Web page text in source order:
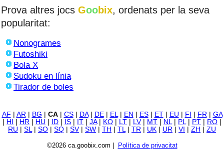
Prova altres jocs Goobix, ordenats per la seva
popularitat:
Nonogrames
Futoshiki
Bola X
Sudoku en línia
Tirador de boles
AF AR| BG CA| CS| DA| DE| EL| EN ES| ET| EU FI FR| GA
HI HR HU ID IS IT JA| KO LT LV| MT NL| PL| PT RO
RU
SL| SO SQ SV| SW TH TL| TR UK UR VI ZH ZU
©2026 ca.goobix.com | Política de privacitat